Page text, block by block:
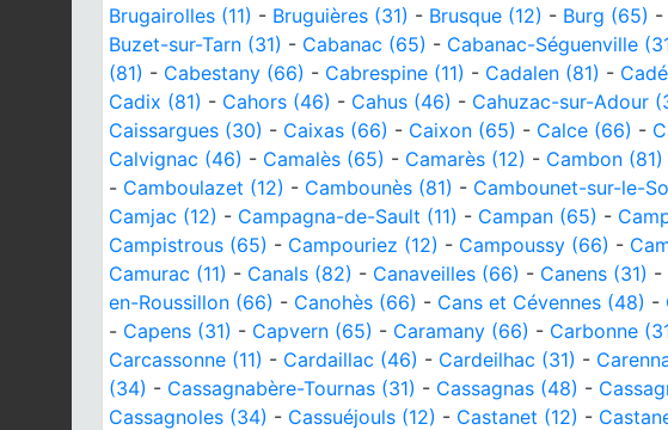
Brugairolles (11) - Bruguières (31) - Brusque (12) - Burg (65) -
Buzet-sur-Tarn (31) - Cabanac (65) - Cabanac-Séguenville
(81) - Cabestany (66) - Cabrespine (11) - Cadalen (81) -
Cadix (81) - Cahors (46) - Cahus (46) - Cahuzac-sur-Adour
Caissargues (30) - Caixas (66) - Caixon (65) - Calce (66) -
Calvignac (46) - Camalès (65) - Camarès (12) - Cambon (81)
- Camboulazet (12) - Cambounès (81) - Cambounet-sur-le-
Camjac (12) - Campagna-de-Sault (11) - Campan (65) -
Campistrous (65) - Campouriez (12) - Campoussy (66) -
Camurac (11) - Canals (82) - Canaveilles (66) - Canens (31) -
en-Roussillon (66) - Canohès (66) - Cans et Cévennes (48) -
- Capens (31) - Capvern (65) - Caramany (66) - Carbonne
Carcassonne (11) - Cardaillac (46) - Cardeilhac (31) -
(34) - Cassagnabère-Tournas (31) - Cassagnas (48) -
Cassagnoles (34) - Cassuéjouls (12) - Castanet (12) -